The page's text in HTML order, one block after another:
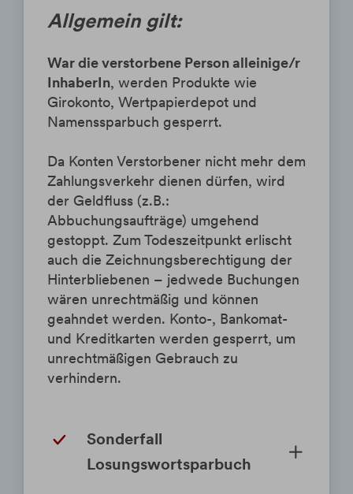
Allgemein gilt:
War die verstorbene Person alleinige/r
InhaberIn, werden Produkte wie
Girokonto, Wertpapierdepot und
Namenssparbuch gesperrt.
Da Konten Verstorbener nicht mehr dem
Zahlungsverkehr dienen dürfen, wird
der Geldfluss (z.B.:
Abbuchungsaufträge) umgehend
gestoppt. Zum Todeszeitpunkt erlischt
auch die Zeichnungsberechtigung der
Hinterbliebenen – jedwede Buchungen
wären unrechtmäßig und können
geahndet werden. Konto-, Bankomat-
und Kreditkarten werden gesperrt, um
unrechtmäßigen Gebrauch zu
verhindern.
Sonderfall
Losungswortsparbuch